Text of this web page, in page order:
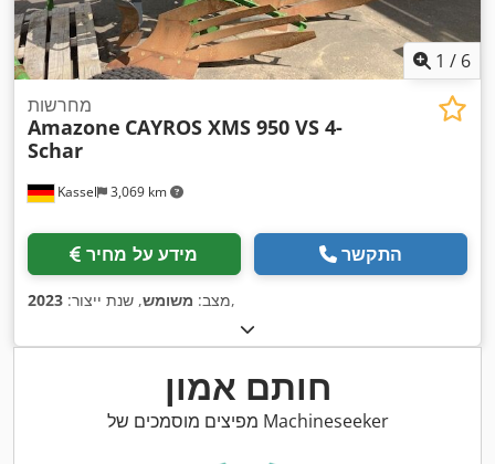
1 / 6
Kassel 3,069 km
מחרשות
Amazone CAYROS XMS 950 VS 4-
Schar
מידע על מחיר התקשר
מצב: משומש, שנת ייצור: 2023 ,
חותם אמון
מפיצים מוסמכים של Machineseeker